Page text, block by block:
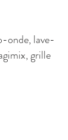
onde, lave-
grille